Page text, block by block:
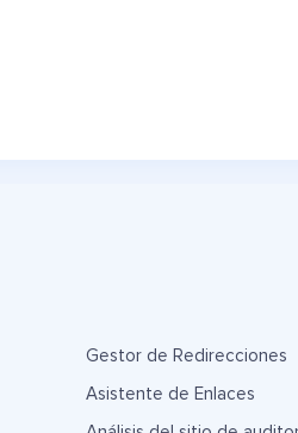
Gestor de Redirecciones
Asistente de Enlaces